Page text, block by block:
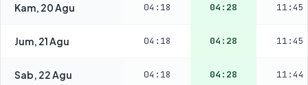
Kam, 20 Agu 04:18 04:28 11:45
Jum, 21 Agu 04:18 04:28 11:45
Sab, 22 Agu 04:18 04:28 11:44